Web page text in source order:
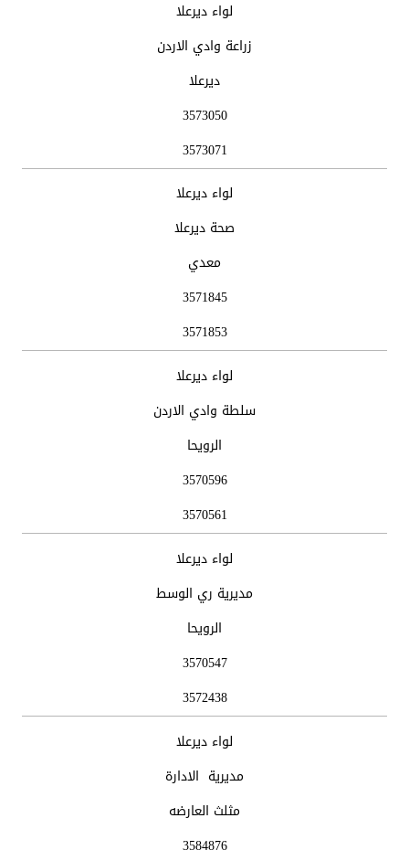
لواء ديرعلا
زراعة وادي الاردن
ديرعلا
3573050
3573071
لواء ديرعلا
صحة ديرعلا
معدي
3571845
3571853
لواء ديرعلا
سلطة وادي الاردن
الرويحا
3570596
3570561
لواء ديرعلا
مديرية ري الوسط
الرويحا
3570547
3572438
لواء ديرعلا
مديرية الادارة
مثلث العارضه